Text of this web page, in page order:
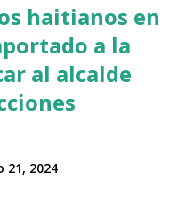
haitianos en
a la
al alcalde
21, 2024